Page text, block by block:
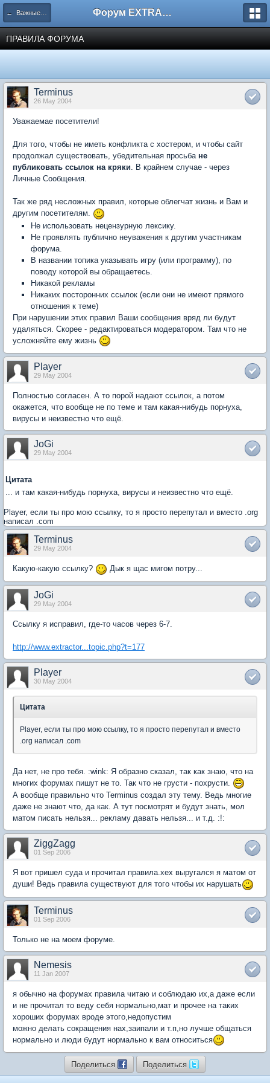
← Важные новости сайта EXTRACTOR.ru Форум EXTRACTOR.ru
ПРАВИЛА ФОРУМА
Terminus
26 May 2004
Уважаемае посетители!
Для того, чтобы не иметь конфликта с хостером, и чтобы сайт
продолжал существовать, убедительная просьба не
публиковать ссылок на кряки. В крайнем случае - через
Личные Сообщения.
Так же ряд несложных правил, которые облегчат жизнь и Вам и
другим посетителям.
Не использовать нецензурную лексику.
Не проявлять публично неуважения к другим участникам
форума.
В названии топика указывать игру (или программу), по
поводу которой вы обращаетесь.
Никакой рекламы
Никаких посторонних ссылок (если они не имеют прямого
отношения к теме)
При нарушении этих правил Ваши сообщения вряд ли будут
удаляться. Скорее - редактироваться модератором. Там что не
усложняйте ему жизнь
Player
29 May 2004
Полностью согласен. А то порой надают ссылок, а потом
окажется, что вообще не по теме и там какая-нибудь порнуха,
вирусы и неизвестно что ещё.
JoGi
29 May 2004
Цитата
... и там какая-нибудь порнуха, вирусы и неизвестно что ещё.
Player, если ты про мою ссылку, то я просто перепутал и вместо .org
написал .com
Terminus
29 May 2004
Какую-какую ссылку? Дык я щас мигом потру...
JoGi
29 May 2004
Ссылку я исправил, где-то часов через 6-7.
http://www.extractor...topic.php?t=177
Player
30 May 2004
Цитата
Player, если ты про мою ссылку, то я просто перепутал и вместо
.org написал .com
Да нет, не про тебя. :wink: Я образно сказал, так как знаю, что на
многих форумах пишут не то. Так что не грусти - похрусти.
А вообще правильно что Terminus создал эту тему. Ведь многие
даже не знают что, да как. А тут посмотрят и будут знать, мол
матом писать нельзя... рекламу давать нельзя... и т.д. :!:
ZiggZagg
01 Sep 2006
Я вот пришел суда и прочитал правила.хех выругался я матом от
души! Ведь правила существуют для того чтобы их нарушать
Terminus
01 Sep 2006
Только не на моем форуме.
Nemesis
11 Jan 2007
я обычно на форумах правила читаю и соблюдаю их,а даже если
и не прочитал то веду себя нормально,мат и прочее на таких
хороших форумах вроде этого,недопустим
можно делать сокращения нах,заипали и т.п,но лучше общаться
нормально и люди будут нормально к вам относиться
Поделиться Поделиться